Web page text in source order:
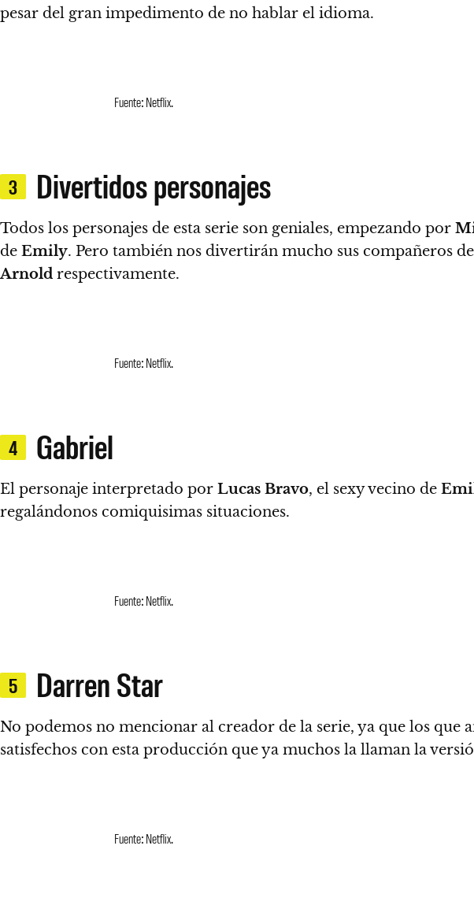
pesar del gran impedimento de no hablar el idioma.
Fuente: Netflix.
3 Divertidos personajes
Todos los personajes de esta serie son geniales, empezando por
de Emily. Pero también nos divertirán mucho sus compañeros
Arnold respectivamente.
Fuente: Netflix.
4 Gabriel
El personaje interpretado por Lucas Bravo, el sexy vecino de
regalándonos comiquisimas situaciones.
Fuente: Netflix.
5 Darren Star
No podemos no mencionar al creador de la serie, ya que los que
satisfechos con esta producción que ya muchos la llaman la
Fuente: Netflix.